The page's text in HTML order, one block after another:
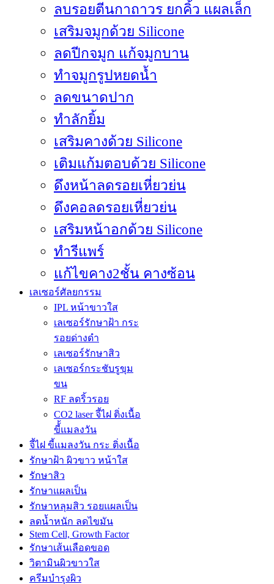
ลบรอยตีนกาถาวร ยกคิ้ว แผลเล็ก
เสริมจมูกด้วย Silicone
ลดปีกจมูก แก้จมูกบาน
ทำจมูกรูปหยดน้ำ
ลดขนาดปาก
ทำลักยิ้ม
เสริมคางด้วย Silicone
เติมแก้มตอบด้วย Silicone
ดึงหน้าลดรอยเหี่ยวย่น
ดึงคอลดรอยเหี่ยวย่น
เสริมหน้าอกด้วย Silicone
ทำรีแพร์
เลเซอร์ศัลยกรรม
IPL หน้าขาวใส
เลเซอร์รักษาฝ้า กระ
รอยด่างดำ
เลเซอร์รักษาสิว
เลเซอร์กระชับรูขุม
ขน
RF ลดริ้วรอย
CO2 laser จี้ไฝ ติ่งเนื้อ
ขี้้แมลงวัน
จี้ไฝ ขี้แมลงวัน กระ ติ่งเนื้อ
รักษาฝ้า ผิวขาว หน้าใส
รักษาสิว
รักษาแผลเป็น
รักษาหลุมสิว รอยแผลเป็น
ลดน้ำหนัก ลดไขมัน
Stem Cell, Growth Factor
รักษาเส้นเลือดขอด
วิตามินผิวขาวใส
ครีมบำรุงผิว